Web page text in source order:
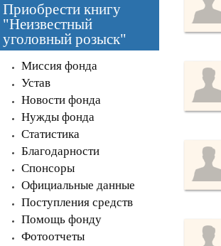
Приобрести книгу
"Неизвестный
уголовный розыск"
Миссия фонда
Устав
Новости фонда
Нужды фонда
Статистика
Благодарности
Спонсоры
Официальные данные
Поступления средств
Помощь фонду
Фотоотчеты